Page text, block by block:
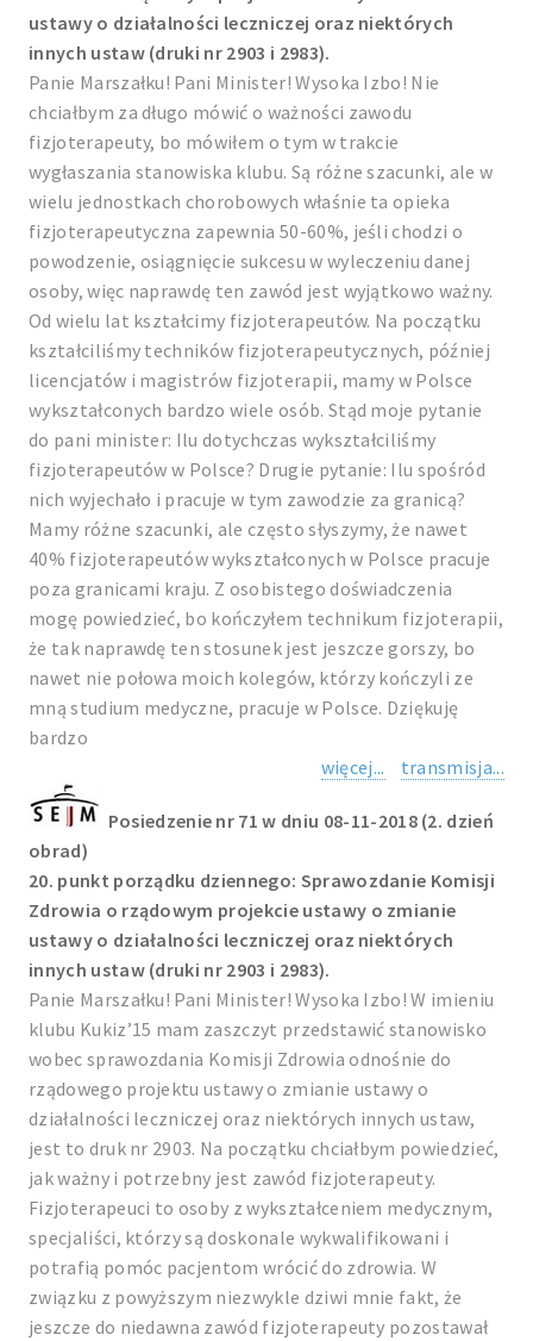
ustawy o działalności leczniczej oraz niektórych
innych ustaw (druki nr 2903 i 2983).
Panie Marszałku! Pani Minister! Wysoka Izbo! Nie
chciałbym za długo mówić o ważności zawodu
fizjoterapeuty, bo mówiłem o tym w trakcie
wygłaszania stanowiska klubu. Są różne szacunki, ale w
wielu jednostkach chorobowych właśnie ta opieka
fizjoterapeutyczna zapewnia 50-60%, jeśli chodzi o
powodzenie, osiągnięcie sukcesu w wyleczeniu danej
osoby, więc naprawdę ten zawód jest wyjątkowo ważny.
Od wielu lat kształcimy fizjoterapeutów. Na początku
kształciliśmy techników fizjoterapeutycznych, później
licencjatów i magistrów fizjoterapii, mamy w Polsce
wykształconych bardzo wiele osób. Stąd moje pytanie
do pani minister: Ilu dotychczas wykształciliśmy
fizjoterapeutów w Polsce? Drugie pytanie: Ilu spośród
nich wyjechało i pracuje w tym zawodzie za granicą?
Mamy różne szacunki, ale często słyszymy, że nawet
40% fizjoterapeutów wykształconych w Polsce pracuje
poza granicami kraju. Z osobistego doświadczenia
mogę powiedzieć, bo kończyłem technikum fizjoterapii,
że tak naprawdę ten stosunek jest jeszcze gorszy, bo
nawet nie połowa moich kolegów, którzy kończyli ze
mną studium medyczne, pracuje w Polsce. Dziękuję
bardzo
więcej...
transmisja...
Posiedzenie nr 71 w dniu 08-11-2018 (2. dzień
obrad)
20. punkt porządku dziennego: Sprawozdanie Komisji
Zdrowia o rządowym projekcie ustawy o zmianie
ustawy o działalności leczniczej oraz niektórych
innych ustaw (druki nr 2903 i 2983).
Panie Marszałku! Pani Minister! Wysoka Izbo! W imieniu
klubu Kukiz’15 mam zaszczyt przedstawić stanowisko
wobec sprawozdania Komisji Zdrowia odnośnie do
rządowego projektu ustawy o zmianie ustawy o
działalności leczniczej oraz niektórych innych ustaw,
jest to druk nr 2903. Na początku chciałbym powiedzieć,
jak ważny i potrzebny jest zawód fizjoterapeuty.
Fizjoterapeuci to osoby z wykształceniem medycznym,
specjaliści, którzy są doskonale wykwalifikowani i
potrafią pomóc pacjentom wrócić do zdrowia. W
związku z powyższym niezwykle dziwi mnie fakt, że
jeszcze do niedawna zawód fizjoterapeuty pozostawał